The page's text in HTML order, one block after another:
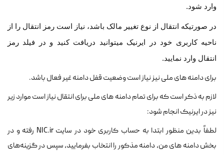
وارد شود.
در صورتیکه انتقال از نوع تغییر مالک باشد، نیاز است رمز انتقال را از
ناحیه کاربری خود در ایرنیک میتوانید دریافت کنید و در فیلد رمز
انتقال وارد نمایید.
برای دامنه های ملی نیز نیاز است وضعیت قفل دامنه غیر فعال باشد.
لازم به ذکر است که برای تمام دامنه های ملی برای انتقال نیاز است موارد زیر
نیز در ایرنیک انجام شود:
لطفاً بدین منظور ابتدا به حساب کاربری خود در سایت NIC.ir رفته و در
بخش دامنه های من، دامنه مذکور را انتخاب بفرمایید، سپس در گزینه‌های